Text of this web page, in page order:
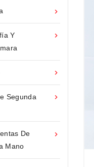


Y


Segunda

De
Mano